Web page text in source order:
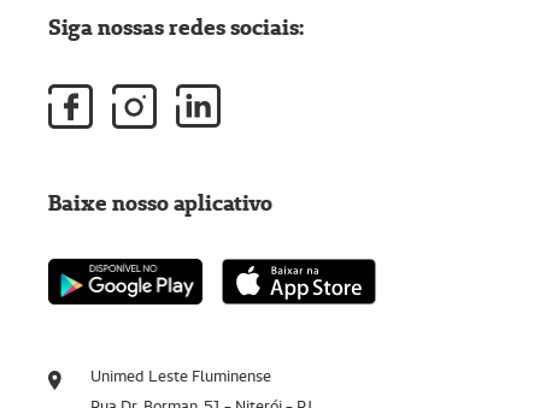
Unimed Leste Fluminense
Siga nossas redes sociais:
Baixe nosso aplicativo